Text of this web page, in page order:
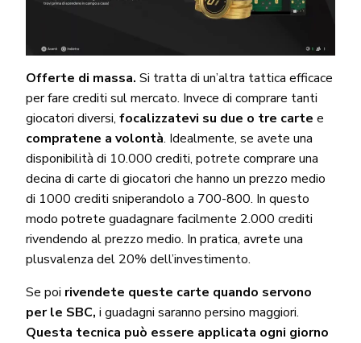
Offerte di massa. Si tratta di un’altra tattica efficace
per fare crediti sul mercato. Invece di comprare tanti
giocatori diversi, focalizzatevi su due o tre carte e
compratene a volontà. Idealmente, se avete una
disponibilità di 10.000 crediti, potrete comprare una
decina di carte di giocatori che hanno un prezzo medio
di 1000 crediti sniperandolo a 700-800. In questo
modo potrete guadagnare facilmente 2.000 crediti
rivendendo al prezzo medio. In pratica, avrete una
plusvalenza del 20% dell’investimento.
Se poi rivendete queste carte quando servono
per le SBC, i guadagni saranno persino maggiori.
Questa tecnica può essere applicata ogni giorno